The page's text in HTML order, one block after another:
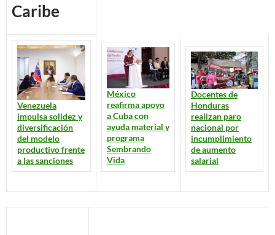
Caribe
Venezuela
impulsa solidez y
diversificación
del modelo
productivo frente
a las sanciones
México
reafirma apoyo
a Cuba con
ayuda material y
programa
Sembrando
Vida
Docentes de
Honduras
realizan paro
nacional por
incumplimiento
de aumento
salarial